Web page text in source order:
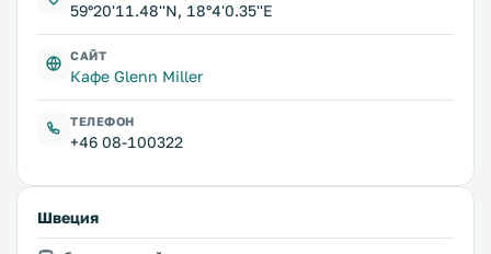
59°20'11.48''N, 18°4'0.35''E
САЙТ
Кафе Glenn Miller
ТЕЛЕФОН
+46 08-100322
Швеция